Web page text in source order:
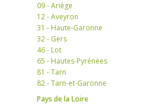
09 - Ariège
12 - Aveyron
31 - Haute-Garonne
32 - Gers
46 - Lot
65 - Hautes-Pyrénées
81 - Tarn
82 - Tarn-et-Garonne
Pays de la Loire